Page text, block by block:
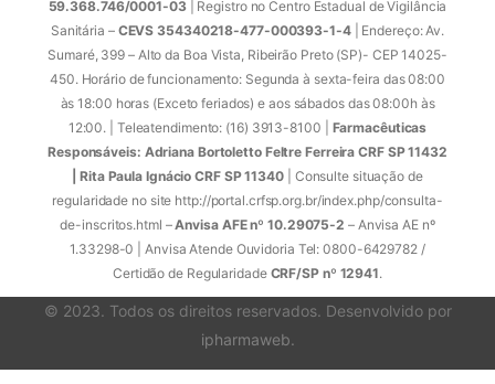
59.368.746/0001-03| Registro no Centro Estadual de Vigilância
Sanitária –CEVS 354340218-477-000393-1-4| Endereço: Av.
Sumaré, 399 – Alto da Boa Vista, Ribeirão Preto (SP)- CEP 14025-
450. Horário de funcionamento: Segunda à sexta-feira das 08:00
às 18:00 horas (Exceto feriados) e aos sábados das 08:00h às
12:00. | Teleatendimento: (16) 3913-8100 | Farmacêuticas
Responsáveis: Adriana Bortoletto Feltre Ferreira CRF SP 11432
| Rita Paula Ignácio CRF SP 11340 | Consulte situação de
regularidade no site http://portal.crfsp.org.br/index.php/consulta-
de-inscritos.html –Anvisa AFE nº 10.29075-2 – Anvisa AE nº
1.33298-0 | Anvisa Atende Ouvidoria Tel: 0800-6429782 /
Certidão de Regularidade CRF/SP nº 12941.
© 2023. Todos os direitos reservados. Desenvolvido por
ipharmaweb.